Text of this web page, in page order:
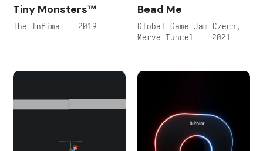
Tiny Monsters™
The Infima — 2019
Bead Me
Global Game Jam Czech,
Merve Tuncel — 2021